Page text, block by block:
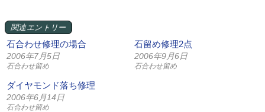
関連エントリー
石合わせ修理の場合
2006年7月5日
石合わせ留め
石留め修理2点
2006年9月6日
石合わせ留め
ダイヤモンド落ち修理
2006年6月14日
石合わせ留め